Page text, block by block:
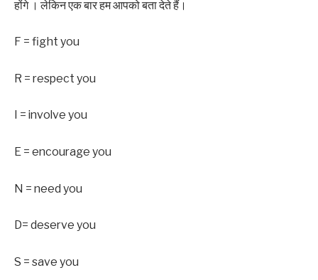
होंगे । लेकिन एक बार हम आपको बता देते हैं।
F = fight you
R = respect you
I = involve you
E = encourage you
N = need you
D= deserve you
S = save you